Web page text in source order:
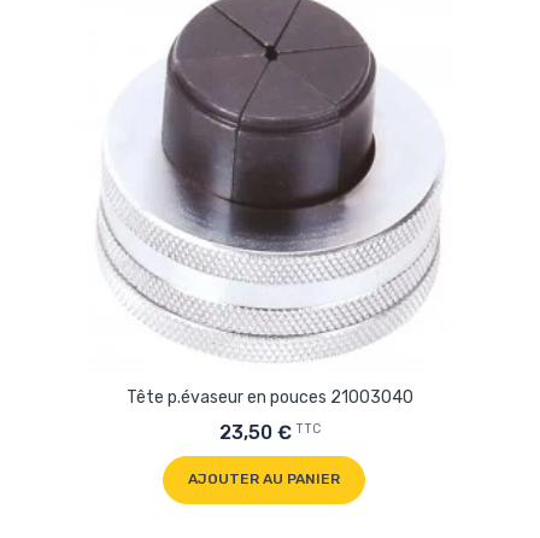
Tête p.évaseur en pouces 21003040
23,50 € TTC
AJOUTER AU PANIER